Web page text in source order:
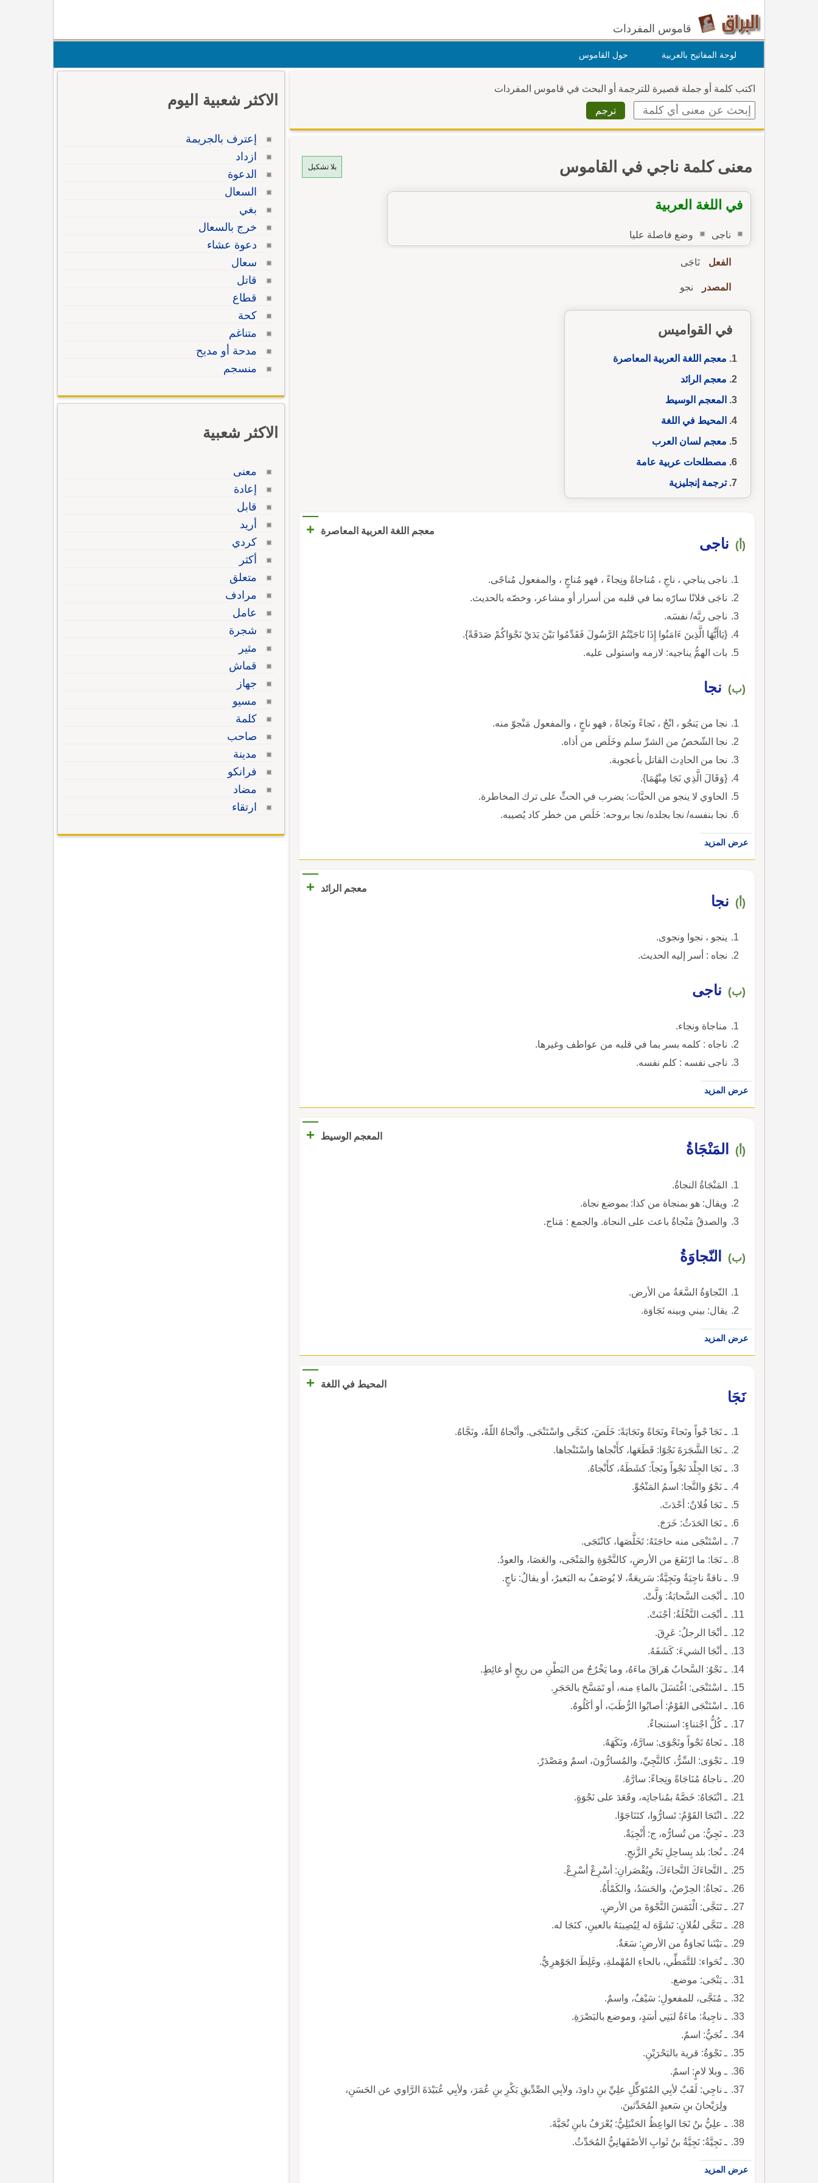
قاموس المفردات
لوحة المفاتيح بالعربية حول القاموس
اكتب كلمة أو جملة قصيرة للترجمة أو البحث في قاموس المفردات
بلا تشكيل معنى كلمة ناجي في القاموس
في اللغة العربية
ناجى وضع فاصلة عليا
الفعل نَاجَى
المصدر نجو
في القواميس
معجم اللغة العربية المعاصرة
معجم الرائد
المعجم الوسيط
المحيط في اللغة
معجم لسان العرب
مصطلحات عربية عامة
ترجمة إنجليزية
معجم اللغة العربية المعاصرة +
(أ) ناجى
ناجى يناجي ، ناجِ ، مُناجاةً ونِجاءً ، فهو مُناجٍ ، والمفعول مُناجًى.
ناجَى فلانًا سارّه بما في قلبه من أسرار أو مشاعر، وخصّه بالحديث.
ناجى ربَّه/ نفسَه.
{يَاأَيُّهَا الَّذِينَ ءَامَنُوا إِذَا نَاجَيْتُمُ الرَّسُولَ فَقَدِّمُوا بَيْنَ يَدَيْ نَجْوَاكُمْ صَدَقَةً}.
بات الهمُّ يناجيه: لازمه واستولى عليه.
(ب) نجا
نجا من يَنجُو ، انْجُ ، نَجاءً ونَجاةً ، فهو ناجٍ ، والمفعول مَنْجوّ منه.
نجا الشّخصُ من الشرِّ سلم وخَلَص من أذاه.
نجا من الحادِث القاتل بأعجوبة.
{وَقَالَ الَّذِي نَجَا مِنْهُمَا}.
الحاوي لا ينجو من الحيَّات: يضرب في الحثِّ على ترك المخاطرة.
نجا بنفسه/ نجا بجلده/ نجا بروحه: خَلَص من خطر كاد يُصيبه.
عرض المزيد
معجم الرائد +
(أ) نجا
ينجو ، نجوا ونجوى.
نجاه : أسر إليه الحديث.
(ب) ناجى
مناجاة ونجاء.
ناجاه : كلمه بسر بما في قلبه من عواطف وغيرها.
ناجى نفسه : كلم نفسه.
عرض المزيد
المعجم الوسيط +
(أ) المَنْجَاةُ
المَنْجَاةُ النجاةُ.
ويقال: هو بمنجاة من كذا: بموضع نجاة.
والصدقُ مَنْجاةٌ باعث على النجاة. والجمع : مَناج.
(ب) النّجاوَةُ
النّجاوَةُ السَّعَةُ من الأرض.
يقال: بيني وبينه نَجَاوَة.
عرض المزيد
المحيط في اللغة
+
نَجَا
ـ نَجَا َجْواً ونَجاءً ونَجَاةً ونَجَايَةً: خَلَصَ، كنَجَّى واسْتَنْجَى. وأنْجاهُ اللّهُ، ونَجَّاهُ.
ـ نَجَا الشَّجَرَةَ نَجْوًا: قَطَعَها، كأَنْجاها واسْتَنْجاها.
ـ نَجَا الجِلْدَ نَجْواً ونَجاً: كشَطَهُ، كأَنْجاهُ.
ـ نَجْوُ والنَّجا: اسمُ المَنْجُوِّ.
ـ نَجَا فُلانٌ: أحْدَثَ.
ـ نَجَا الحَدَثُ: خَرَجَ.
ـ اسْتَنْجَى منه حاجَتَهُ: تَخَلَّصَها، كانْتَجَى.
ـ نَجَا: ما ارْتَفَعَ من الأرضِ، كالنَّجْوَةِ والمَنْجَى، والعَصَا، والعودُ.
ـ ناقةٌ ناجِيَةٌ ونَجِيَّةٌ: سَريعَةٌ، لا يُوصَفُ به البَعيرُ، أو يقالُ: ناجٍ.
ـ أنْجَت السَّحابَةُ: وَلَّتْ.
ـ أنْجَت النَّخْلَةُ: أجْنَتْ.
ـ أنْجَا الرجلُ: عَرِقَ.
ـ أنْجَا الشيءَ: كَشَفَهُ.
ـ نَجْوُ: السَّحابُ هَراقَ ماءَهُ، وما يَخْرُجُ من البَطْنِ من ريحٍ أو غائِطٍ.
ـ اسْتَنْجَى: اغْتَسَلَ بالماءِ منه، أو تَمَسَّحَ بالحَجَرِ.
ـ اسْتَنْجَى القَوْمُ: أصابُوا الرُّطَبَ، أو أكَلُوهُ.
ـ كُلُّ اجْتناءٍ: استنجاءٌ.
ـ نَجاهُ نَجْواً ونَجْوَى: سارَّهُ، ونَكَهَهُ.
ـ نَجْوَى: السِّرُّ، كالنَّجِيِّ، والمُسارُّونَ، اسمٌ ومَصْدَرٌ.
ـ ناجاهُ مُنَاجَاةً ونِجاءً: سارَّهُ.
ـ انْتَجَاهُ: خَصَّهُ بمُناجاتِه، وقَعَدَ على نَجْوَةٍ.
ـ انْتَجَا القَوْمُ: تَسارُّوا، كتَنَاجَوْا.
ـ نَجِيُّ: من تُسارُّه، ج: أَنْجِيَةٌ.
ـ نُجا: بلد بِساحِلِ بَحْرِ الزَّنجِ.
ـ النَّجاءَكَ النَّجاءَكَ، ويُقْصَرانِ: أسْرِعْ أسْرِعْ.
ـ نَجاةُ: الحِرْصُ، والحَسَدُ، والكَمْأَةُ.
ـ تَنَجَّى: الْتَمَسَ النَّجْوَةَ من الأرضِ.
ـ تَنَجَّى لفُلانٍ: تَشَوَّهَ له لِيُصِيبَهُ بالعينِ، كنَجَا له.
ـ بَيْنَنا نَجاوَةٌ من الأرضِ: سَعَةٌ.
ـ نُحَواء: للتَّمَطِّي، بالحاءِ المُهْملةِ، وغَلِطَ الجَوْهرِيُّ.
ـ يَنْجَى: موضع.
ـ مُنَجَّى، للمفعولِ: سَيْفٌ، واسمٌ.
ـ ناجِيةُ: ماءَةٌ لبَنِي أسَدٍ، وموضع بالبَصْرَةِ.
ـ نُجَيُّ: اسمٌ.
ـ نَجْوَةُ: قرية بالبَحْرَيْنِ.
ـ وبلا لامٍ: اسمٌ.
ـ ناجِي: لَقَبٌ لأبِي المُتَوَكِّلِ علِيِّ بنِ داودَ، ولأبِي الصِّدِّيقِ بَكْرِ بنِ عُمَرَ، ولأبِي عُبَيْدَةَ الرَّاوي عن الحَسَنِ،
ولِرَيْحانَ بنِ سَعيدٍ المُحَدِّثينَ.
ـ علِيُّ بنُ نَجَا الواعِظُ الحَنْبَلِيُّ: يُعْرَفُ بابنِ نُجَيَّةَ.
ـ نَجِيَّةُ: نَجِيَّةُ بنُ ثَوابِ الأصْفَهانِيُّ المُحَدِّثُ.
عرض المزيد
الاكثر شعبية اليوم
إعترف بالجريمة
ازداد
الدعوة
السعال
بغي
خرج بالسعال
دعوة عشاء
سعال
قاتل
قطاع
كحة
متناغم
مدحة أو مديح
منسجم
الاكثر شعبية
معنى
إعادة
قابل
أريد
كردي
أكثر
متعلق
مرادف
عامل
شجرة
مثير
قماش
جهاز
مسيو
كلمة
صاحب
مدينة
فرانكو
مضاد
ارتقاء